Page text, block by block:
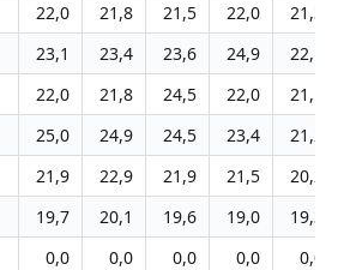
22,0 21,8 21,5 22,0
21,3
23,1 23,4 23,6 24,9
22,1
22,0 21,8 24,5 22,0
21,1
25,0 24,9 24,5 23,4
21,2
21,9 22,9 21,9 21,5
20,2
19,7 20,1 19,6 19,0
19,3
0,0 0,0 0,0 0,0
0,0